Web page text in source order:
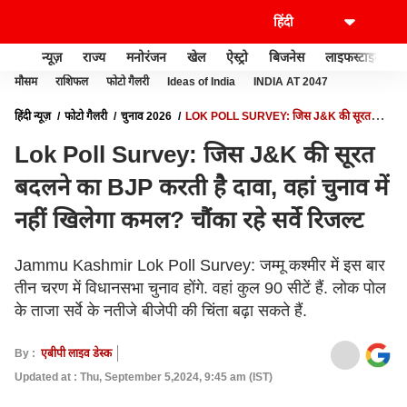
न्यूज़ राज्य मनोरंजन खेल ऐस्ट्रो बिजनेस लाइफस्टाइल
मौसम राशिफल फोटो गैलरी Ideas of India INDIA AT 2047
हिंदी न्यूज़ फोटो गैलरी चुनाव 2026
LOK POLL SURVEY: जिस J&K की सूरत
Lok Poll Survey: जिस J&K की सूरत
बदलने का BJP करती है दावा, वहां चुनाव में
नहीं खिलेगा कमल? चौंका रहे सर्वे रिजल्ट
Jammu Kashmir Lok Poll Survey: जम्मू कश्मीर में इस बार
तीन चरण में विधानसभा चुनाव होंगे. वहां कुल 90 सीटें हैं. लोक पोल
के ताजा सर्वे के नतीजे बीजेपी की चिंता बढ़ा सकते हैं.
By : एबीपी लाइव डेस्क
Updated at : Thu, September 5,2024, 9:45 am (IST)